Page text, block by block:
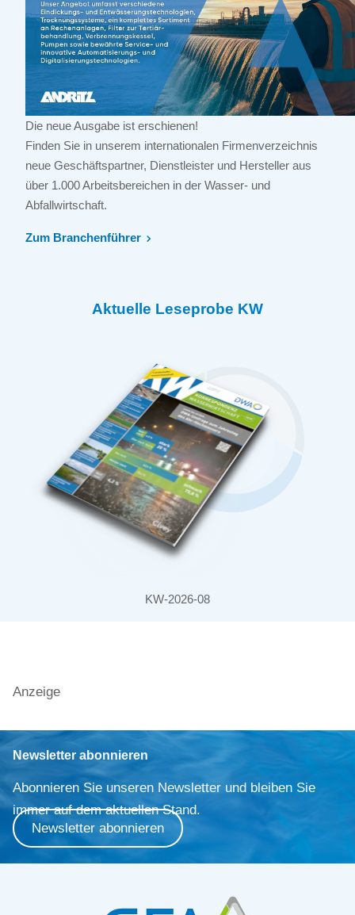
Die neue Ausgabe ist erschienen!
Finden Sie in unserem internationalen Firmenverzeichnis
neue Geschäftspartner, Dienstleister und Hersteller aus
über 1.000 Arbeitsbereichen in der Wasser- und
Abfallwirtschaft.
Zum Branchenführer
Aktuelle Leseprobe KW
KW-2026-08
Anzeige
Newsletter abonnieren
Abonnieren Sie unseren Newsletter und bleiben Sie
immer auf dem aktuellen Stand.
Newsletter abonnieren